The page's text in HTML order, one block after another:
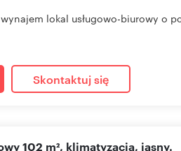
lokal usługowo-biurowy o
Skontaktuj się
102 m², klimatyzacja, jasny.